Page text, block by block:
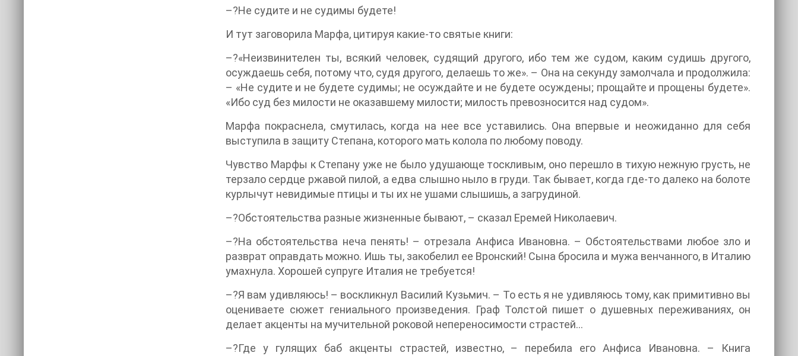
–?Не судите и не судимы будете!
И тут заговорила Марфа, цитируя какие-то святые книги:
–?«Неизвинителен ты, всякий человек, судящий другого, ибо тем же судом, каким судишь другого,
осуждаешь себя, потому что, судя другого, делаешь то же». – Она на секунду замолчала и продолжила:
– «Не судите и не будете судимы; не осуждайте и не будете осуждены; прощайте и прощены будете».
«Ибо суд без милости не оказавшему милости; милость превозносится над судом».
Марфа покраснела, смутилась, когда на нее все уставились. Она впервые и неожиданно для себя
выступила в защиту Степана, которого мать колола по любому поводу.
Чувство Марфы к Степану уже не было удушающе тоскливым, оно перешло в тихую нежную грусть, не
терзало сердце ржавой пилой, а едва слышно ныло в груди. Так бывает, когда где-то далеко на болоте
курлычут невидимые птицы и ты их не ушами слышишь, а загрудиной.
–?Обстоятельства разные жизненные бывают, – сказал Еремей Николаевич.
–?На обстоятельства неча пенять! – отрезала Анфиса Ивановна. – Обстоятельствами любое зло и
разврат оправдать можно. Ишь ты, закобелил ее Вронский! Сына бросила и мужа венчанного, в Италию
умахнула. Хорошей супруге Италия не требуется!
–?Я вам удивляюсь! – воскликнул Василий Кузьмич. – То есть я не удивляюсь тому, как примитивно вы
оцениваете сюжет гениального произведения. Граф Толстой пишет о душевных переживаниях, он
делает акценты на мучительной роковой непереносимости страстей…
–?Где у гулящих баб акценты страстей, известно, – перебила его Анфиса Ивановна. – Книга